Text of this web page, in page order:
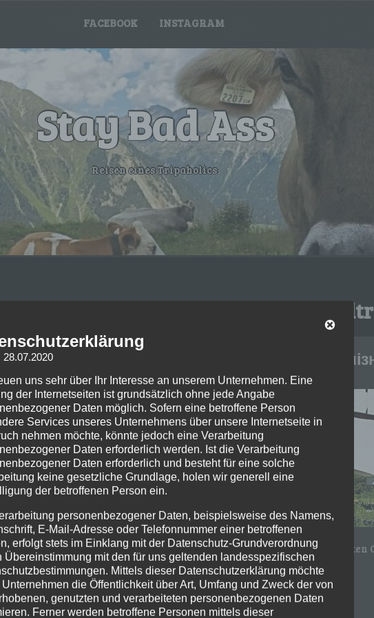
FACEBOOK INSTAGRAM
Stay Bad Ass
Reisen eines Tripaholics
насолоджуйся чорнобильською смертю
Posted on15. Mai 2018/by lars/
Mittwoch Abend begann unser Roadtrip an einen der unwirtlichsten
das ehemalige Kernkraftwerk von Tschernobyl. Wir,
Read More
28.07.2020
uns sehr über Ihr Interesse an unserem Unternehmen. Eine
der Internetseiten ist grundsätzlich ohne jede Angabe
Daten möglich. Sofern eine betroffene Person
Services unseres Unternehmens über unsere Internetseite in
nehmen möchte, könnte jedoch eine Verarbeitung
Daten erforderlich werden. Ist die Verarbeitung
Daten erforderlich und besteht für eine solche
keine gesetzliche Grundlage, holen wir generell eine
der betroffenen Person ein.
personenbezogener Daten, beispielsweise des Namens,
E-Mail-Adresse oder Telefonnummer einer betroffenen
erfolgt stets im Einklang mit der Datenschutz-Grundverordnung
Übereinstimmung mit den für uns geltenden landesspezifischen
Mittels dieser Datenschutzerklärung möchte
Unternehmen die Öffentlichkeit über Art, Umfang und Zweck der von
genutzten und verarbeiteten personenbezogenen Daten
Ferner werden betroffene Personen mittels dieser